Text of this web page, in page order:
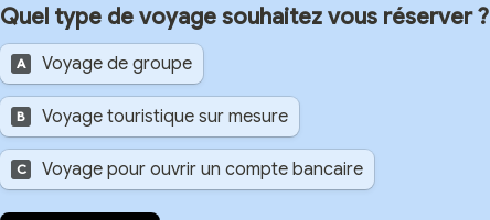
Quel type de voyage souhaitez vous réserver ?
A Voyage de groupe
B Voyage touristique sur mesure
C Voyage pour ouvrir un compte bancaire